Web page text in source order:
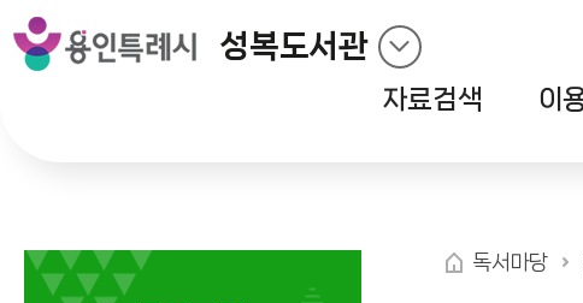
성복도서관
자료검색 이
독서마당